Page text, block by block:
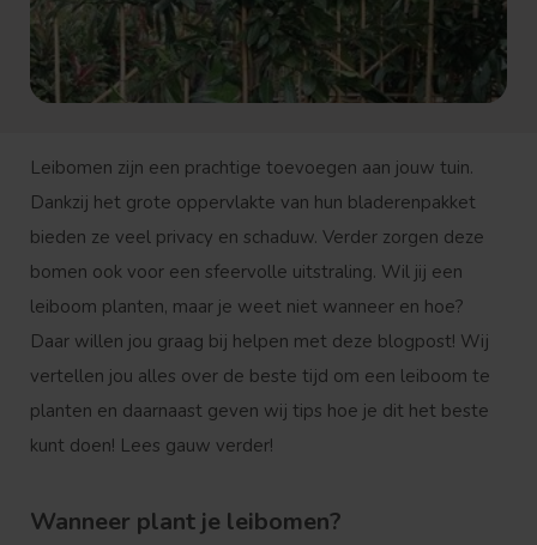
Leibomen zijn een prachtige toevoegen aan jouw tuin.
Dankzij het grote oppervlakte van hun bladerenpakket
bieden ze veel privacy en schaduw. Verder zorgen deze
bomen ook voor een sfeervolle uitstraling. Wil jij een
leiboom planten, maar je weet niet wanneer en hoe?
Daar willen jou graag bij helpen met deze blogpost! Wij
vertellen jou alles over de beste tijd om een leiboom te
planten en daarnaast geven wij tips hoe je dit het beste
kunt doen! Lees gauw verder!
Wanneer plant je leibomen?